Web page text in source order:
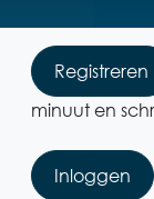
Registreren
minuut en
Inloggen